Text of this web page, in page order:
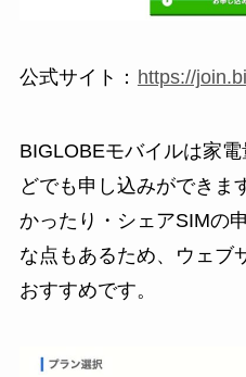
公式サイト： https://
BIGLOBEモバイルは家
どでも申し込みができま
かったり・シェアSIMの
な点もあるため、ウェブ
おすすめです。